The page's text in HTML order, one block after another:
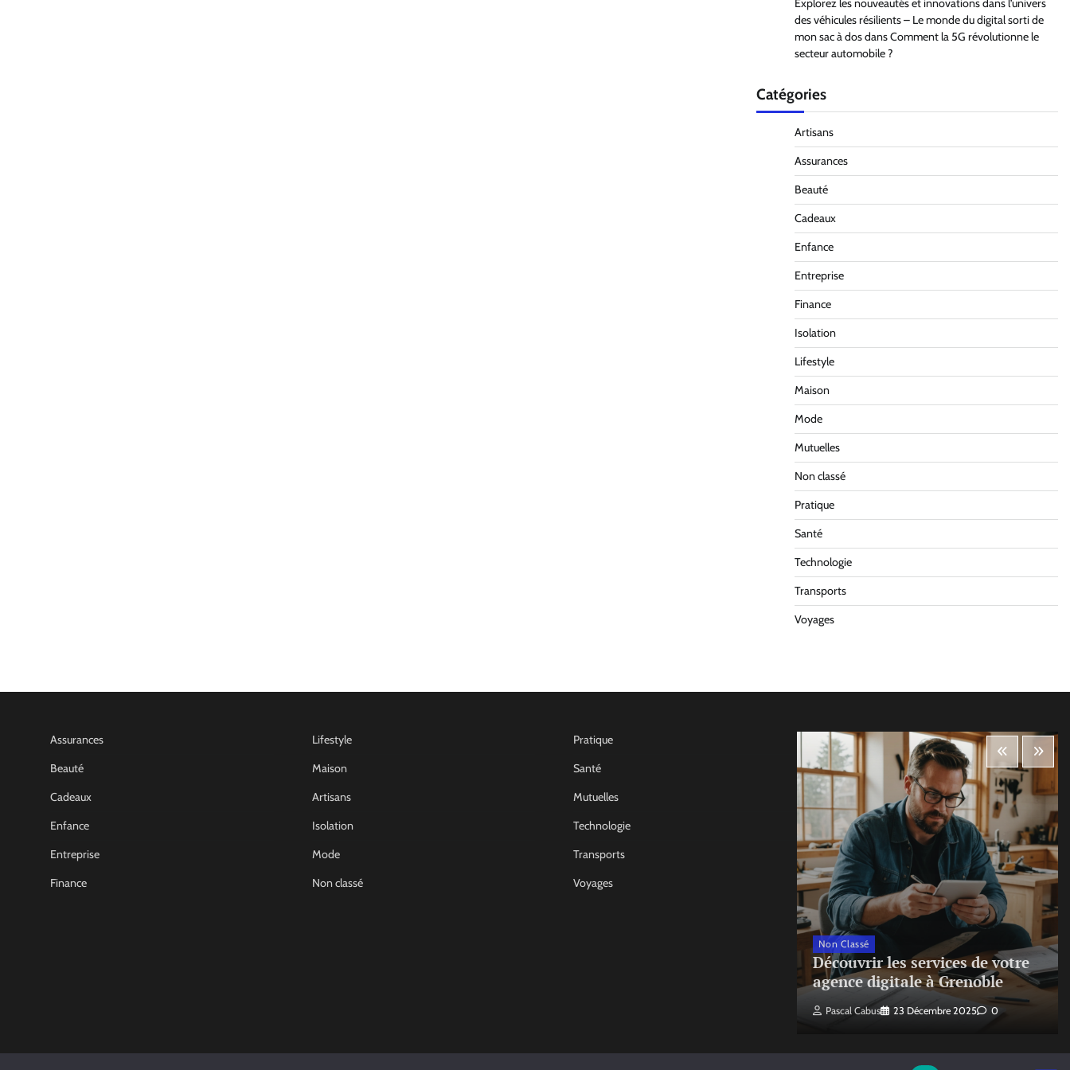
Explorez les nouveautés et innovations dans l’univers
des véhicules résilients – Le monde du digital sorti de
mon sac à dosdansComment la 5G révolutionne le
secteur automobile ?
Catégories
Artisans
Assurances
Beauté
Cadeaux
Enfance
Entreprise
Finance
Isolation
Lifestyle
Maison
Mode
Mutuelles
Non classé
Pratique
Santé
Technologie
Transports
Voyages
Assurances
Beauté
Cadeaux
Enfance
Entreprise
Finance
Lifestyle
Maison
Artisans
Isolation
Mode
Non classé
Pratique
Santé
Mutuelles
Technologie
Transports
Voyages
Non Classé
Découvrir les services de votre
agence digitale à Grenoble
Pascal Cabus 23 Décembre 2025 0